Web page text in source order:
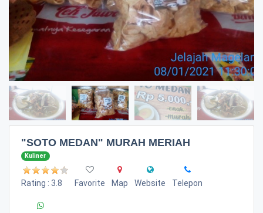
"SOTO MEDAN" MURAH MERIAH
Kuliner
Rating : 3.8 Favorite Map Website Telepon